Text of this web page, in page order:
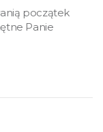
początek
Panie